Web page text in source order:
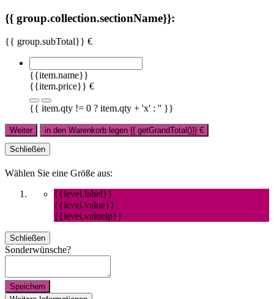
{{ group.collection.sectionName}}:
{{ group.subTotal}} €
{{item.name}}
{{item.price}} €
{{ item.qty != 0 ? item.qty + 'x' : '' }}
Weiter in den Warenkorb legen {{ getGrandTotal()}} €
Schließen
Wählen Sie eine Größe aus:
{{level.label}}
{{level.value}}
{{level.valuelp}}
Schließen
Sonderwünsche?
Speichern